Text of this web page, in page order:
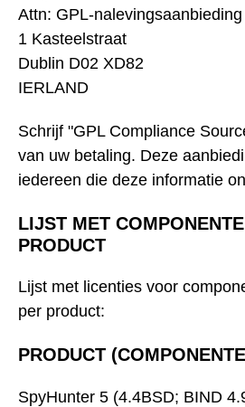
Attn: GPL-nalevingsaanbieding
1 Kasteelstraat
Dublin D02 XD82
IERLAND
Schrijf "GPL Compliance
van uw betaling. Deze
iedereen die deze informatie
LIJST MET
PRODUCT
Lijst met licenties voor
per product:
PRODUCT
SpyHunter 5 (4.4BSD; BIND